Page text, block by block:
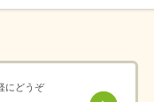
にどうぞ